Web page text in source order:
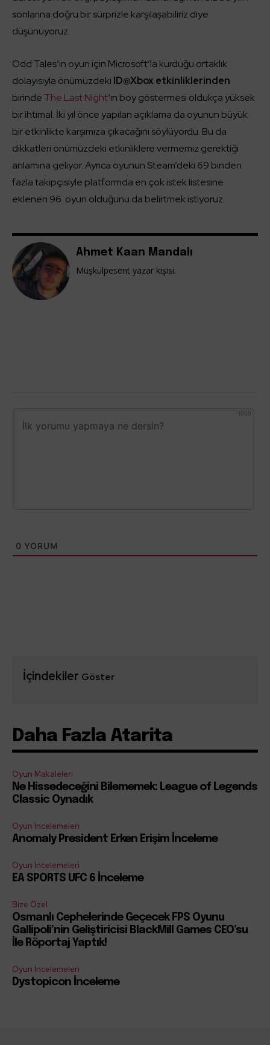
sonlarına doğru bir sürprizle karşılaşabiliriz diye
düşünüyoruz.
Odd Tales’ın oyun için Microsoft’la kurduğu ortaklık
dolayısıyla önümüzdeki ID@Xbox etkinliklerinden
birinde The Last Night‘ın boy göstermesi oldukça yüksek
bir ihtimal. İki yıl önce yapılan açıklama da oyunun büyük
bir etkinlikte karşımıza çıkacağını söylüyordu. Bu da
dikkatleri önümüzdeki etkinliklere vermemiz gerektiği
anlamına geliyor. Ayrıca oyunun Steam’deki 69 binden
fazla takipçisiyle platformda en çok istek listesine
eklenen 96. oyun olduğunu da belirtmek istiyoruz.
Ahmet Kaan Mandalı
Müşkülpesent yazar kişisi.
1000
0 YORUM
İçindekiler Göster
Daha Fazla Atarita
Oyun Makaleleri
Ne Hissedeceğini Bilememek: League of Legends
Classic Oynadık
Oyun İncelemeleri
Anomaly President Erken Erişim İnceleme
Oyun İncelemeleri
EA SPORTS UFC 6 İnceleme
Bize Özel
Osmanlı Cephelerinde Geçecek FPS Oyunu
Gallipoli’nin Geliştiricisi BlackMill Games CEO’su
İle Röportaj Yaptık!
Oyun İncelemeleri
Dystopicon İnceleme